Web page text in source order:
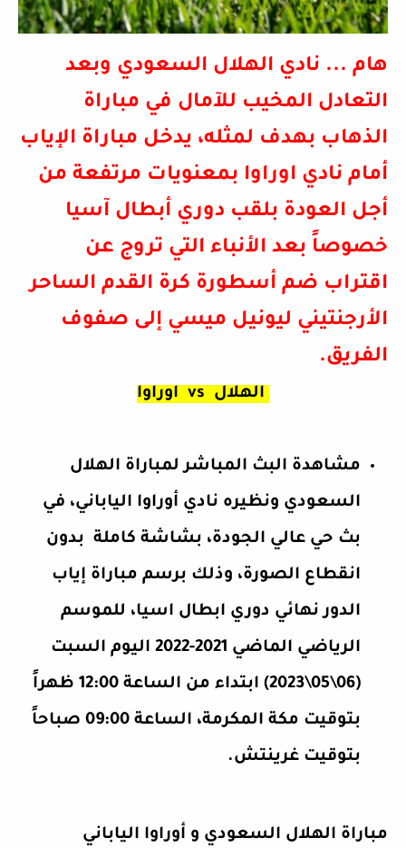
هام ... نادي الهلال السعودي وبعد
التعادل المخيب للآمال في مباراة
الذهاب بهدف لمثله، يدخل مباراة الإياب
أمام نادي اوراوا بمعنويات مرتفعة من
أجل العودة بلقب دوري أبطال آسيا
خصوصاً بعد الأنباء التي تروج عن
اقتراب ضم أسطورة كرة القدم الساحر
الأرجنتيني ليونيل ميسي إلى صفوف
الفريق.
الهلال
مشاهدة البث المباشر لمباراة الهلال
السعودي ونظيره نادي أوراوا الياباني، في
بث حي عالي الجودة، بشاشة كاملة بدون
انقطاع الصورة، وذلك برسم مباراة إياب
الدور نهائي دوري ابطال اسيا، للموسم
الرياضي الماضي 2021-2022 اليوم السبت
(06\05\2023) ابتداء من الساعة 12:00 ظهراً
بتوقيت مكة المكرمة، الساعة 09:00 صباحاً
بتوقيت غرينتش.
مباراة الهلال السعودي و أوراوا الياباني